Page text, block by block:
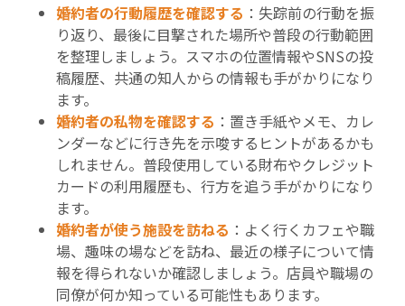
婚約者の行動履歴を確認する ：失踪前の行動を振
り返り、最後に目撃された場所や普段の行動範囲
を整理しましょう。スマホの位置情報やSNSの投
稿履歴、共通の知人からの情報も手がかりになり
ます。
婚約者の私物を確認する ：置き手紙やメモ、カレ
ンダーなどに行き先を示唆するヒントがあるかも
しれません。普段使用している財布やクレジット
カードの利用履歴も、行方を追う手がかりになり
ます。
婚約者が使う施設を訪ねる ：よく行くカフェや職
場、趣味の場などを訪ね、最近の様子について情
報を得られないか確認しましょう。店員や職場の
同僚が何か知っている可能性もあります。